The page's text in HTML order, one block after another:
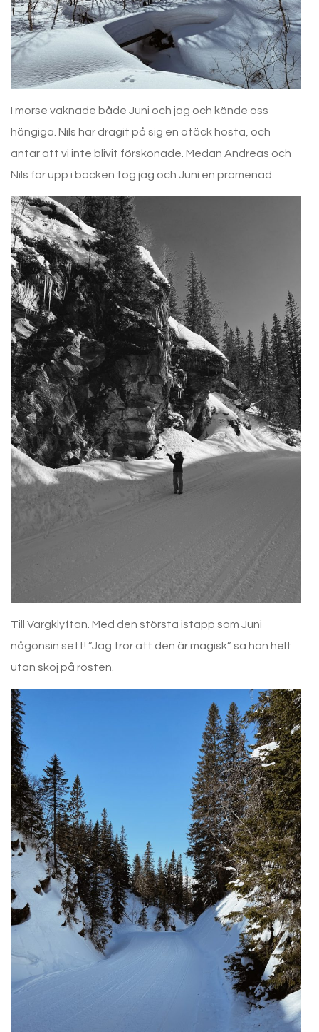
I morse vaknade både Juni och jag och kände oss
hängiga. Nils har dragit på sig en otäck hosta, och
antar att vi inte blivit förskonade. Medan Andreas och
Nils for upp i backen tog jag och Juni en promenad.
Till Vargklyftan. Med den största istapp som Juni
någonsin sett! ”Jag tror att den är magisk” sa hon helt
utan skoj på rösten.